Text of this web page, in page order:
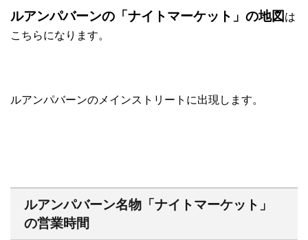
ルアンパバーンの「ナイトマーケット」の地図 は
こちらになります。
ルアンパバーンのメインストリートに出現します。
ルアンパバーン名物「ナイトマーケット」
の営業時間